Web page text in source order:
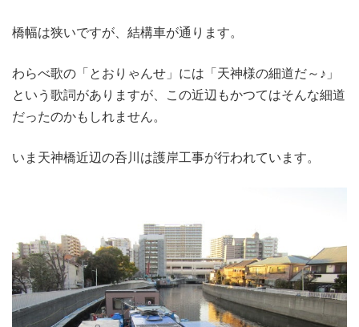
橋幅は狭いですが、結構車が通ります。
わらべ歌の「とおりゃんせ」には「天神様の細道だ～♪」
という歌詞がありますが、この近辺もかつてはそんな細道
だったのかもしれません。
いま天神橋近辺の呑川は護岸工事が行われています。